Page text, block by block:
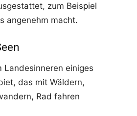
zum Beispiel
angenehm macht.
einiges
das mit Wäldern,
Rad fahren